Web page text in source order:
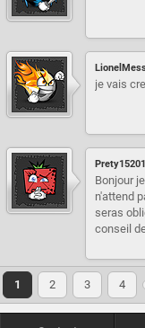
je vais
Bonjour
n'attend
seras
conseil
1 2 3 4